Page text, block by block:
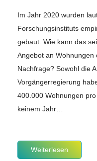
Im Jahr 2020 wurden
Forschungsinstituts
gebaut. Wie kann das
Angebot an
Nachfrage? Sowohl die
Vorgängerregierung
400.000 Wohnungen
keinem Jahr…
Weiterlesen